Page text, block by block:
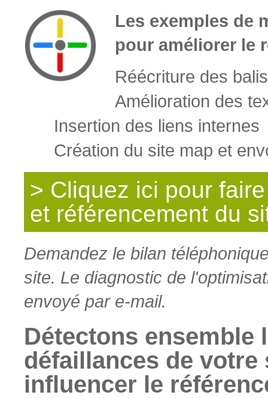
Les exemples de
pour améliorer le
Réécriture des
Amélioration des
Insertion des liens internes
Création du site map et
> Cliquez ici pour
et référencement du
Demandez le bilan
site. Le diagnostic de
envoyé par e-mail.
Détectons ensemble
défaillances de votre
influencer le